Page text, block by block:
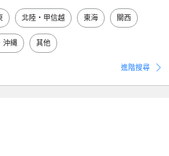
北陸・甲信越 東海 關西
沖縄 其他
進階搜尋